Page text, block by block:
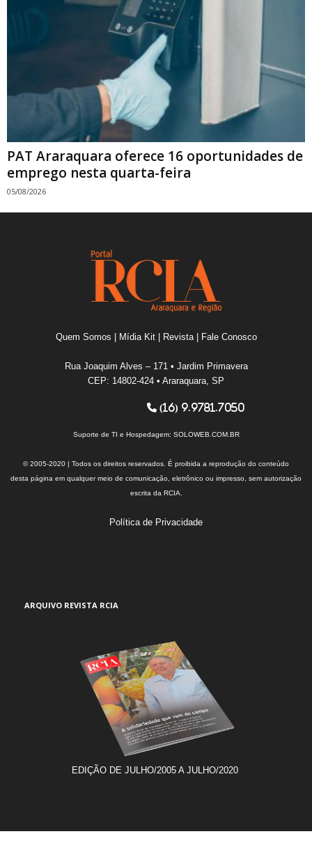
PAT Araraquara oferece 16 oportunidades de
emprego nesta quarta-feira
05/08/2026
Quem Somos Mídia Kit| Revista| Fale Conosco
Rua Joaquim Alves – 171 • Jardim Primavera
CEP: 14802-424 • Araraquara, SP
(16) 9.9781.7050
Suporte de TI e Hospedagem: SOLOWEB.COM.BR
© 2005-2020 | Todos os direitos reservados. É proibida a reprodução do conteúdo
desta página em qualquer meio de comunicação, eletrônico ou impresso, sem autorização
escrita da RCIA.
Política de Privacidade
ARQUIVO REVISTA RCIA
EDIÇÃO DE JULHO/2005 A JULHO/2020